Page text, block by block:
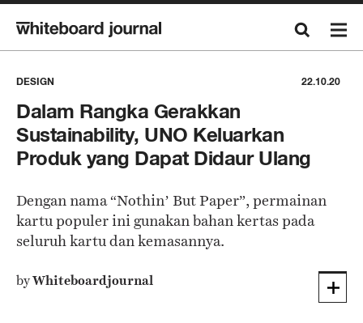
DESIGN 22.10.20
Dalam Rangka Gerakkan
Sustainability, UNO Keluarkan
Produk yang Dapat Didaur Ulang
Dengan nama “Nothin’ But Paper”, permainan
kartu populer ini gunakan bahan kertas pada
seluruh kartu dan kemasannya.
byWhiteboardjournal